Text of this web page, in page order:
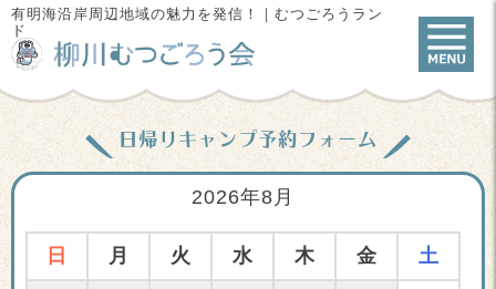
有明海沿岸周辺地域の魅力を発信！｜むつごろうラン
ド
日帰りキャンプ予約フォーム
2026年8月
日 月 火 水 木 金 土